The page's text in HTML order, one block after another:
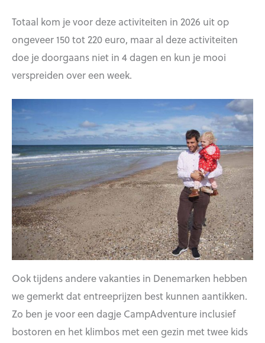
Totaal kom je voor deze activiteiten in 2026 uit op
ongeveer 150 tot 220 euro, maar al deze activiteiten
doe je doorgaans niet in 4 dagen en kun je mooi
verspreiden over een week.
Ook tijdens andere vakanties in Denemarken hebben
we gemerkt dat entreeprijzen best kunnen aantikken.
Zo ben je voor een dagje CampAdventure inclusief
bostoren en het klimbos met een gezin met twee kids